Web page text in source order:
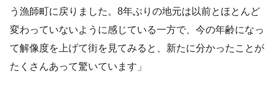
う漁師町に戻りました。8年ぶりの地元は以前とほとんど
変わっていないように感じている一方で、今の年齢になっ
て解像度を上げて街を見てみると、新たに分かったことが
たくさんあって驚いています」